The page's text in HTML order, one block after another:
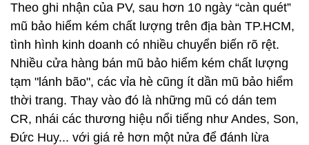
Theo ghi nhận của PV, sau hơn 10 ngày “càn quét”
mũ bảo hiểm kém chất lượng trên địa bàn TP.HCM,
tình hình kinh doanh có nhiều chuyển biến rõ rệt.
Nhiều cửa hàng bán mũ bảo hiểm kém chất lượng
tạm "lánh bão", các vỉa hè cũng ít dần mũ bảo hiểm
thời trang. Thay vào đó là những mũ có dán tem
CR, nhái các thương hiệu nổi tiếng như Andes, Son,
Đức Huy... với giá rẻ hơn một nửa để đánh lừa